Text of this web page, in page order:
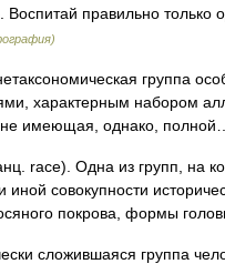
правильно
группа
характерным набором
не имеющая, однако,
race). Одна из групп, на
иной совокупности
покрова, формы
сложившаяся группа